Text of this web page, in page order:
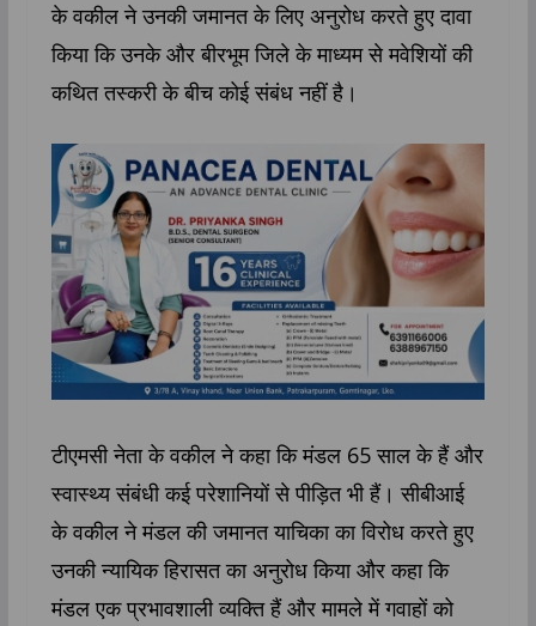
के वकील ने उनकी जमानत के लिए अनुरोध करते हुए दावा
किया कि उनके और बीरभूम जिले के माध्यम से मवेशियों की
कथित तस्करी के बीच कोई संबंध नहीं है।
टीएमसी नेता के वकील ने कहा कि मंडल 65 साल के हैं और
स्वास्थ्य संबंधी कई परेशानियों से पीड़ित भी हैं। सीबीआई
के वकील ने मंडल की जमानत याचिका का विरोध करते हुए
उनकी न्यायिक हिरासत का अनुरोध किया और कहा कि
मंडल एक प्रभावशाली व्यक्ति हैं और मामले में गवाहों को